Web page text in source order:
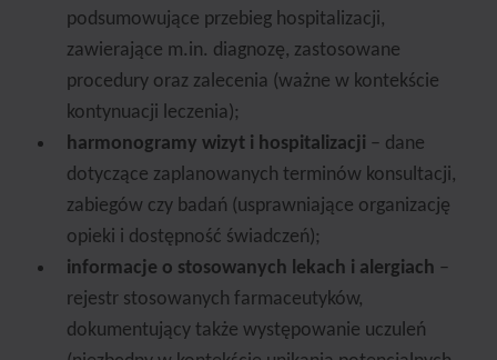
podsumowujące przebieg hospitalizacji,
zawierające m.in. diagnozę, zastosowane
procedury oraz zalecenia (ważne w kontekście
kontynuacji leczenia);
harmonogramy wizyt i hospitalizacji – dane
dotyczące zaplanowanych terminów konsultacji,
zabiegów czy badań (usprawniające organizację
opieki i dostępność świadczeń);
informacje o stosowanych lekach i alergiach –
rejestr stosowanych farmaceutyków,
dokumentujący także występowanie uczuleń